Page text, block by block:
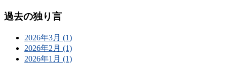
過去の独り言
2026年3月 (1)
2026年2月 (1)
2026年1月 (1)